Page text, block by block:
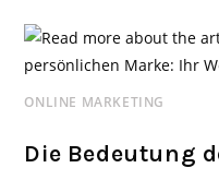
ONLINE MARKETING
Die Bedeutung